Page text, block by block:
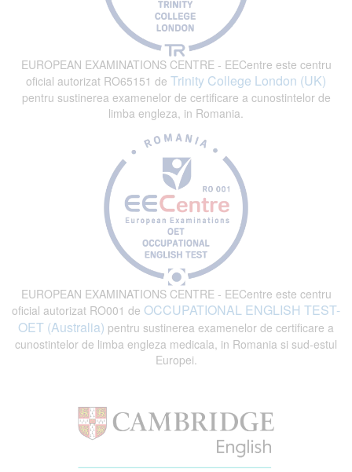
EUROPEAN EXAMINATIONS CENTRE - EECentre este centru
oficial autorizat RO65151 de Trinity College London (UK)
pentru sustinerea examenelor de certificare a cunostintelor de
limba engleza, in Romania.
EUROPEAN EXAMINATIONS CENTRE - EECentre este centru
oficial autorizat RO001 de OCCUPATIONAL ENGLISH TEST-
OET (Australia) pentru sustinerea examenelor de certificare a
cunostintelor de limba engleza medicala, in Romania si sud-estul
Europei.